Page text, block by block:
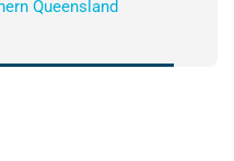
Queensland